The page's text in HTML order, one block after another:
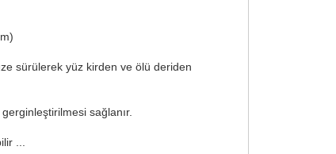
sürülerek yüz kirden ve ölü deriden
sağlanır.
...